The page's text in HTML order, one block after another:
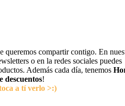
queremos compartir contigo. En
o en la redes sociales puedes
Además cada día, tenemos
descuentos!
a tí verlo >:)